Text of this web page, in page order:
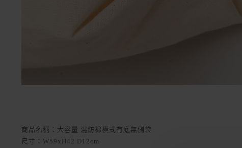
商品名稱：大容量 混紡棉橫式有底無側袋
尺寸：W59xH42 D12cm